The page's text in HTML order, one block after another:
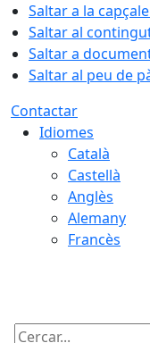
Saltar a la
Saltar al
Saltar a
Saltar al peu de
Contactar
Idiomes
Català
Castellà
Anglès
Alemany
Francès